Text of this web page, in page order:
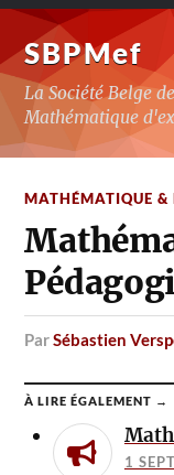
SBPMef
La Société Belge
Mathématique
MATHÉMATIQUE &
parSébastien
À LIRE ÉGALEMENT →
1